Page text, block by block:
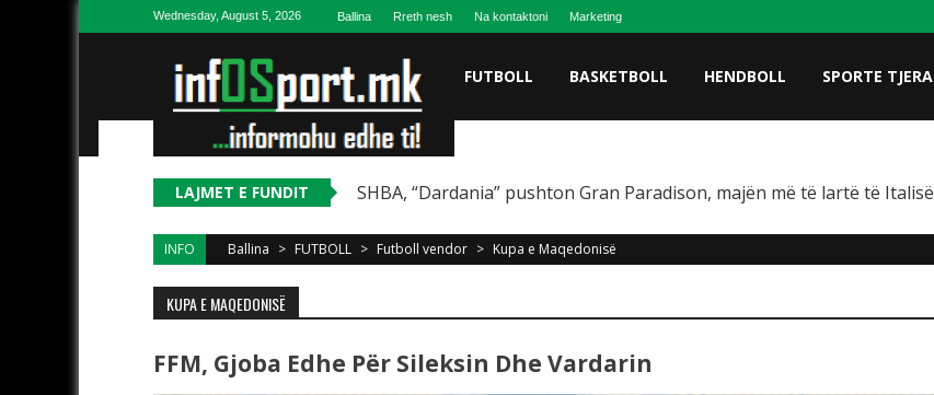
Skip to contentWednesday, August 5, 2026 Ballina Rreth nesh Na kontaktoni Marketing
FUTBOLL BASKETBOLL HENDBOLL SPORTE TJERA
LAJMET E FUNDIT SHBA, “Dardania” pushton Gran Paradison, majën më të lartë të Italisë
INFO Ballina > FUTBOLL > Futboll vendor > Kupa e Maqedonisë
KUPA E MAQEDONISË
FFM, Gjoba Edhe Për Sileksin Dhe Vardarin